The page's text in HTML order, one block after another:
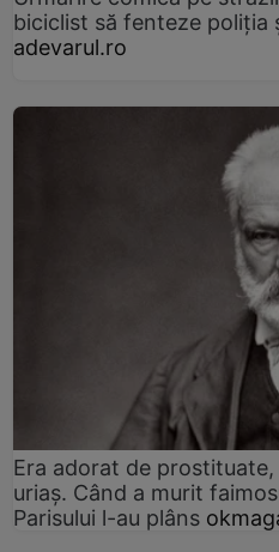
biciclist să fenteze poliția
adevarul.ro
Era adorat de
uriaș. Când a murit
Parisului l-au plâns